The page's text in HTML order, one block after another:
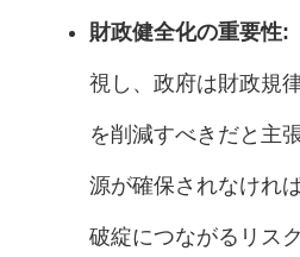
財政健全化の重要性:
視し、政府は財政規
を削減すべきだと主
源が確保されなけれ
破綻につながるリス